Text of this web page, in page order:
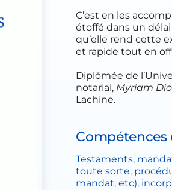
C’est en les
étoffé dans un
qu’elle rend cette
et rapide tout en
Diplômée de
notarial, Myriam
Lachine.
Compétences
Testaments,
toute sorte,
mandat, etc),